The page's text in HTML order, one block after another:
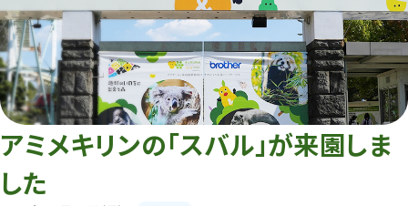
総合案内
動物園 植物園
再生プラン
東山動植物園
への支援
環境教育
アミメキリンの「スバル」が来園しま
した